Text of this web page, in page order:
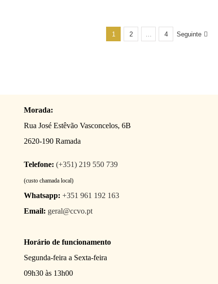
1 2 4 Seguinte
Morada:
Rua José Estêvão Vasconcelos, 6B
2620-190 Ramada
Telefone: (+351) 219 550 739
(custo chamada local)
Whatsapp: +351 961 192 163
Email: geral@ccvo.pt
Horário de funcionamento
Segunda-feira a Sexta-feira
09h30 às 13h00